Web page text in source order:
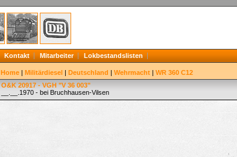
Kontakt Mitarbeiter Lokbestandslisten
Home | Militärdiesel | Deutschland | Wehrmacht | WR 360 C12
O&K 20917 - VGH "V 36 003"
__.__.1970 - bei Bruchhausen-Vilsen